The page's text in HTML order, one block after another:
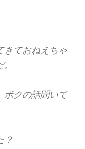
きておねえちゃ
クの話聞いて
？